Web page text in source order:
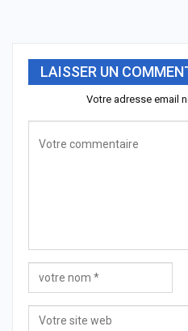
LAISSER UN
Votre adresse email